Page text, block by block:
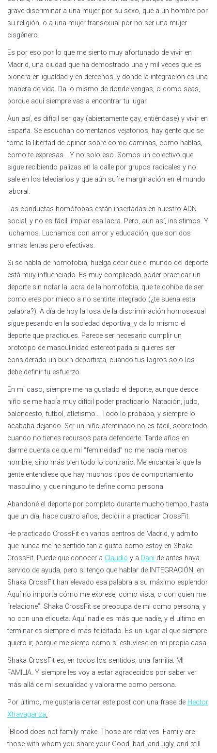
grave discriminar a una mujer por su sexo, que a un hombre por
su religión, o a una mujer transexual por no ser una mujer
cisgénero.
Es por eso por lo que me siento muy afortunado de vivir en
Madrid, una ciudad que ha demostrado una y mil veces que es
pionera en igualdad y en derechos, y donde la integración es una
manera de vida. Da lo mismo de donde vengas, o como seas,
porque aquí siempre vas a encontrar tu lugar.
Aun así, es difícil ser gay (abiertamente gay, entiéndase) y vivir en
España. Se escuchan comentarios vejatorios, hay gente que se
toma la libertad de opinar sobre como caminas, como hablas,
como te expresas… Y no solo eso. Somos un colectivo que
sigue recibiendo palizas en la calle por grupos radicales y no
sale en los telediarios y que aún sufre marginación en el mundo
laboral.
Las conductas homófobas están insertadas en nuestro ADN
social, y no es fácil limpiar esa lacra. Pero, aun así, insistimos. Y
luchamos. Luchamos con amor y educación, que son dos
armas lentas pero efectivas.
Si se habla de homofobia, huelga decir que el mundo del deporte
está muy influenciado. Es muy complicado poder practicar un
deporte sin notar la lacra de la homofobia, que te cohíbe de ser
como eres por miedo a no sentirte integrado (¿te suena esta
palabra?). A día de hoy la losa de la discriminación homosexual
sigue pesando en la sociedad deportiva, y da lo mismo el
deporte que practiques. Parece ser necesario cumplir un
prototipo de masculinidad estereotipada si quieres ser
considerado un buen deportista, cuando tus logros solo los
debe definir tu esfuerzo.
En mi caso, siempre me ha gustado el deporte, aunque desde
niño se me hacía muy difícil poder practicarlo. Natación, judo,
baloncesto, futbol, atletismo… Todo lo probaba, y siempre lo
acababa dejando. Ser un niño afeminado no es fácil, sobre todo
cuando no tienes recursos para defenderte. Tarde años en
darme cuenta de que mi “femineidad” no me hacía menos
hombre, sino más bien todo lo contrario. Me encantaría que la
gente entendiese que hay muchos tipos de comportamiento
masculino, y que ninguno te define como persona.
Abandoné el deporte por completo durante mucho tiempo, hasta
que un día, hace cuatro años, decidí ir a practicar CrossFit.
He practicado CrossFit en varios centros de Madrid, y admito
que nunca me he sentido tan a gusto como estoy en Shaka
CrossFit. Puede que conocer a Claudio y a Dani de antes haya
servido de ayuda, pero si tengo que hablar de INTEGRACIÓN, en
Shaka CrossFit han elevado esa palabra a su máximo esplendor.
Aquí no importa cómo me exprese, como vista, o con quien me
“relacione”. Shaka CrossFit se preocupa de mi como persona, y
no con una etiqueta. Aquí nadie es más que nadie, y el ultimo en
terminar es siempre el más felicitado. Es un lugar al que siempre
quiero ir, porque me siento como si estuviese en mi propia casa.
Shaka CrossFit es, en todos los sentidos, una familia. MI
FAMILIA. Y siempre les voy a estar agradecidos por saber ver
más allá de mi sexualidad y valorarme como persona.
Por último, me gustaría cerrar este post con una frase de Hector
Xtravaganza:
“Blood does not family make. Those are relatives. Family are
those with whom you share your Good, bad, and ugly, and still